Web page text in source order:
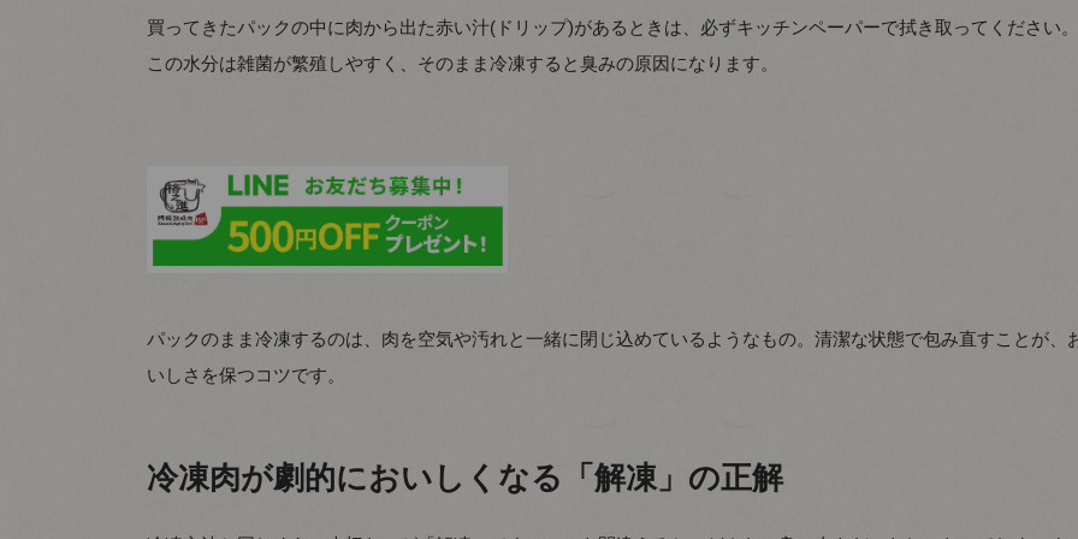
買ってきたパックの中に肉から出た赤い汁(ドリップ)があるときは、必ずキッチンペーパーで拭き取ってください。
この水分は雑菌が繁殖しやすく、そのまま冷凍すると臭みの原因になります。
パックのまま冷凍するのは、肉を空気や汚れと一緒に閉じ込めているようなもの。清潔な状態で包み直すことが、
いしさを保つコツです。
冷凍肉が劇的においしくなる「解凍」の正解